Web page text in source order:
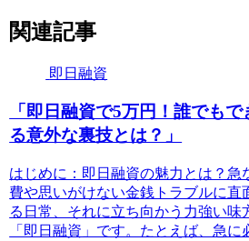
関連記事
即日融資
「即日融資で5万円！誰でもで
る意外な裏技とは？」
はじめに：即日融資の魅力とは？急
費や思いがけない金銭トラブルに直
る日常、それに立ち向かう力強い味
「即日融資」です。たとえば、急に